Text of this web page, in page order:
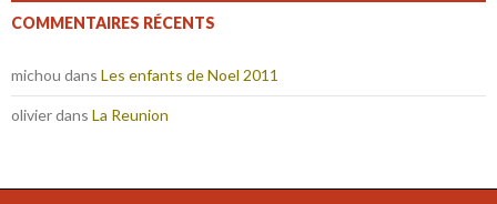
COMMENTAIRES RÉCENTS
michou dans Les enfants de Noel 2011
olivierdans La Reunion